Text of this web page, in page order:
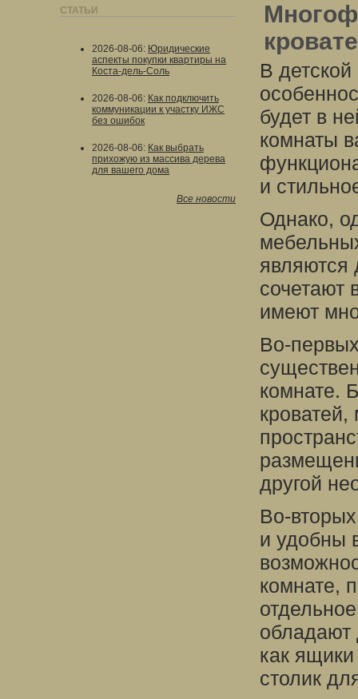
СТАТЬИ
2026-08-06: Юридические
аспекты покупки квартиры на
Коста-дель-Соль
2026-08-06: Как подключить
коммуникации к участку ИЖС
без ошибок
2026-08-06: Как выбрать
прихожую из массива дерева
для вашего дома
Все новости
В
будет в
комнаты
и
Однако,
являются
сочетают
имеют
Во-
комнате.
другой
Во-
и удобны
комнате,
обладают
как
столик